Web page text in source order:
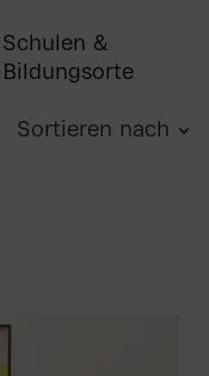
Schulen &
Bildungsorte
Sortieren nach